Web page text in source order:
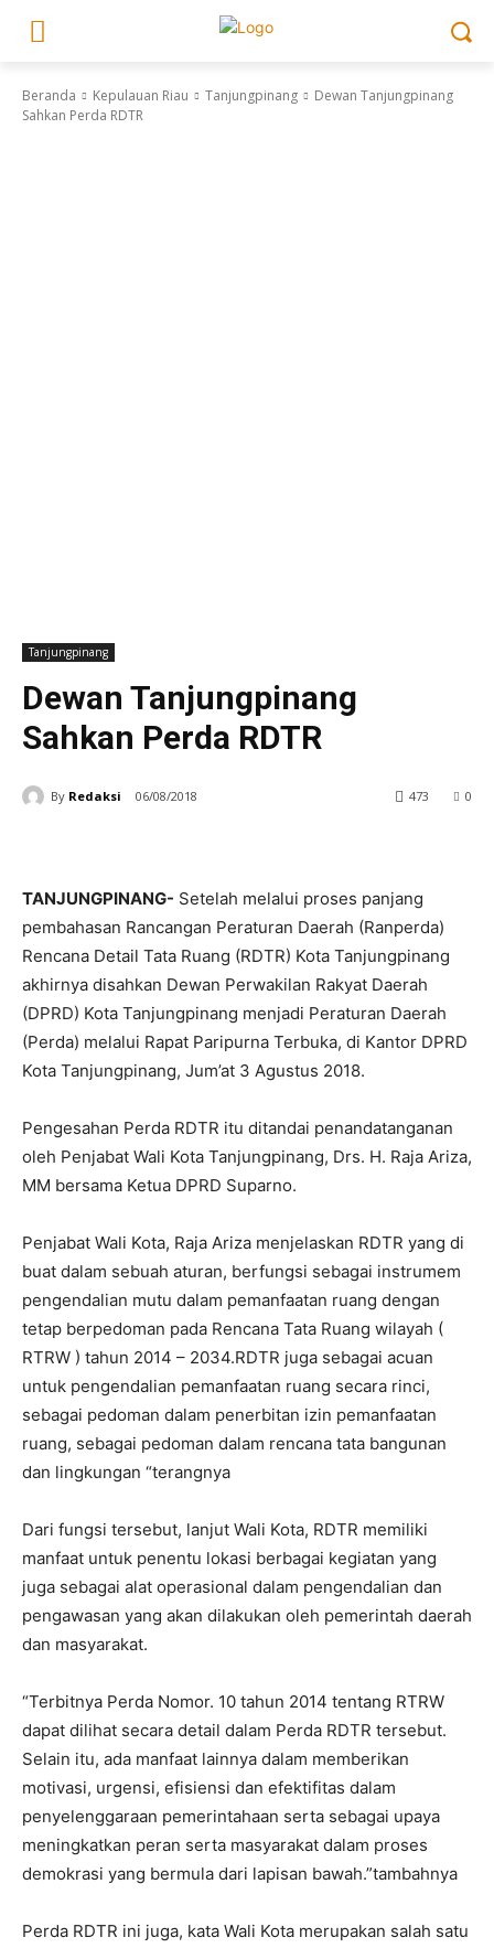
Beranda Kepulauan Riau Tanjungpinang
Dewan Tanjungpinang
Sahkan Perda RDTR
Tanjungpinang
Dewan Tanjungpinang
Sahkan Perda RDTR
By Redaksi 06/08/2018 0
473
TANJUNGPINANG- Setelah melalui proses panjang
pembahasan Rancangan Peraturan Daerah (Ranperda)
Rencana Detail Tata Ruang (RDTR) Kota Tanjungpinang
akhirnya disahkan Dewan Perwakilan Rakyat Daerah
(DPRD) Kota Tanjungpinang menjadi Peraturan Daerah
(Perda) melalui Rapat Paripurna Terbuka, di Kantor DPRD
Kota Tanjungpinang, Jum’at 3 Agustus 2018.
Pengesahan Perda RDTR itu ditandai penandatanganan
oleh Penjabat Wali Kota Tanjungpinang, Drs. H. Raja Ariza,
MM bersama Ketua DPRD Suparno.
Penjabat Wali Kota, Raja Ariza menjelaskan RDTR yang di
buat dalam sebuah aturan, berfungsi sebagai instrumem
pengendalian mutu dalam pemanfaatan ruang dengan
tetap berpedoman pada Rencana Tata Ruang wilayah (
RTRW ) tahun 2014 – 2034.RDTR juga sebagai acuan
untuk pengendalian pemanfaatan ruang secara rinci,
sebagai pedoman dalam penerbitan izin pemanfaatan
ruang, sebagai pedoman dalam rencana tata bangunan
dan lingkungan “terangnya
Dari fungsi tersebut, lanjut Wali Kota, RDTR memiliki
manfaat untuk penentu lokasi berbagai kegiatan yang
juga sebagai alat operasional dalam pengendalian dan
pengawasan yang akan dilakukan oleh pemerintah daerah
dan masyarakat.
“Terbitnya Perda Nomor. 10 tahun 2014 tentang RTRW
dapat dilihat secara detail dalam Perda RDTR tersebut.
Selain itu, ada manfaat lainnya dalam memberikan
motivasi, urgensi, efisiensi dan efektifitas dalam
penyelenggaraan pemerintahaan serta sebagai upaya
meningkatkan peran serta masyarakat dalam proses
demokrasi yang bermula dari lapisan bawah.”tambahnya
Perda RDTR ini juga, kata Wali Kota merupakan salah satu